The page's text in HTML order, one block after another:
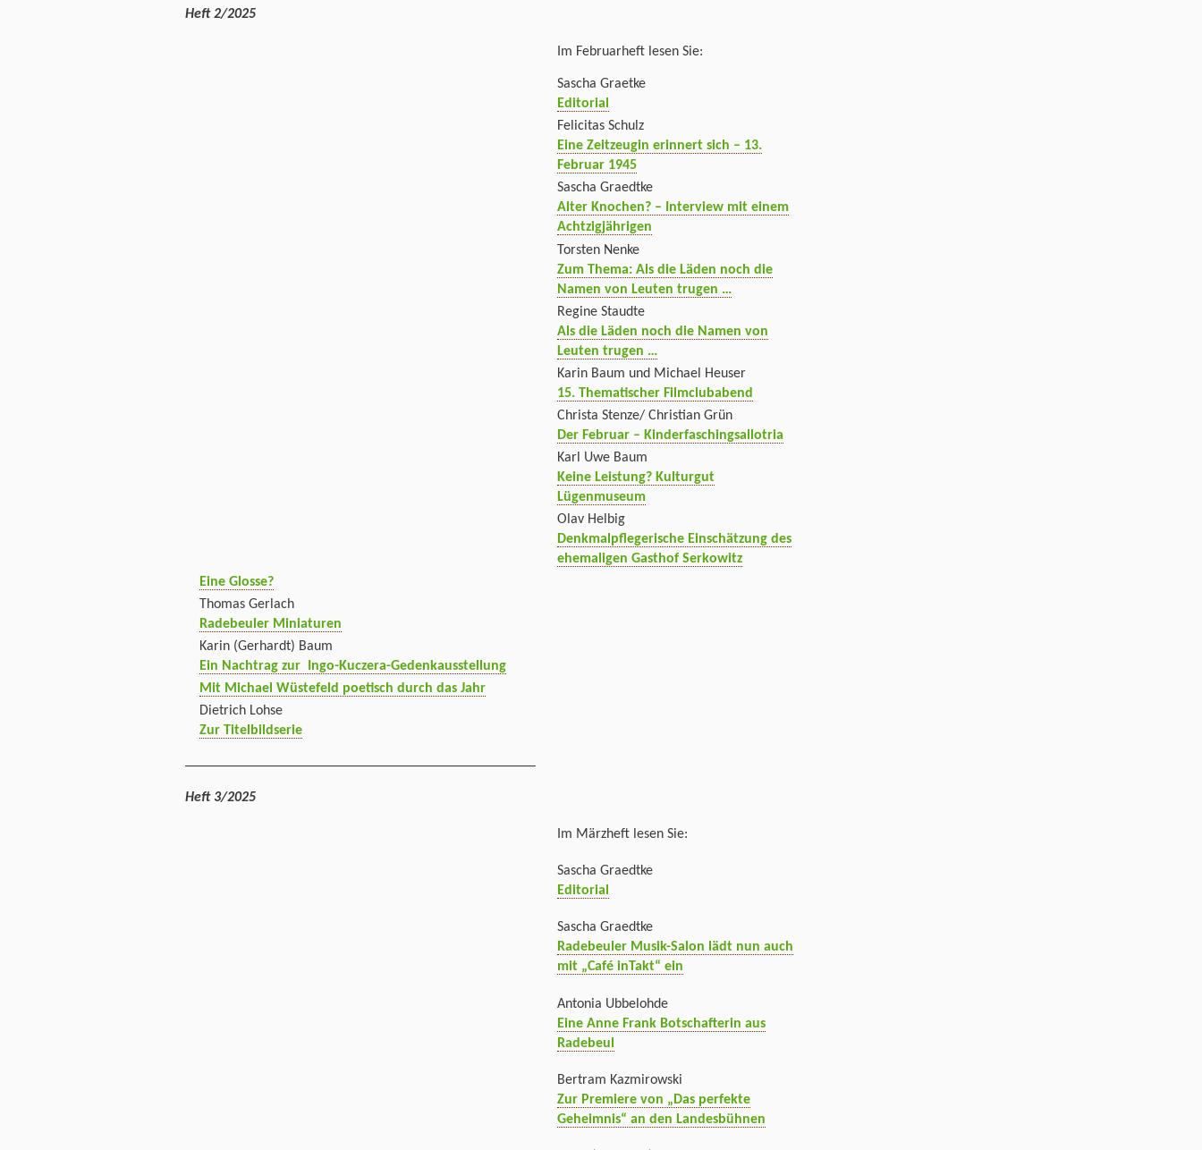
Heft 2/2025
Im Februarheft lesen Sie:
Sascha Graetke
Editorial
Felicitas Schulz
Eine Zeitzeugin erinnert sich – 13.
Februar 1945
Sascha Graedtke
Alter Knochen? – Interview mit einem
Achtzigjährigen
Torsten Nenke
Zum Thema: Als die Läden noch die
Namen von Leuten trugen …
Regine Staudte
Als die Läden noch die Namen von
Leuten trugen …
Karin Baum und Michael Heuser
15. Thematischer Filmclubabend
Christa Stenze/ Christian Grün
Der Februar – Kinderfaschingsallotria
Karl Uwe Baum
Keine Leistung? Kulturgut
Lügenmuseum
Olav Helbig
Denkmalpflegerische Einschätzung des
ehemaligen Gasthof Serkowitz
Eine Glosse?
Thomas Gerlach
Radebeuler Miniaturen
Karin (Gerhardt) Baum
Ein Nachtrag zur Ingo-Kuczera-Gedenkausstellung
Mit Michael Wüstefeld poetisch durch das Jahr
Dietrich Lohse
Zur Titelbildserie
Heft 3/2025
Im Märzheft lesen Sie:
Sascha Graedtke
Editorial
Sascha Graedtke
Radebeuler Musik-Salon lädt nun auch
mit „Café inTakt“ ein
Antonia Ubbelohde
Eine Anne Frank Botschafterin aus
Radebeul
Bertram Kazmirowski
Zur Premiere von „Das perfekte
Geheimnis“ an den Landesbühnen